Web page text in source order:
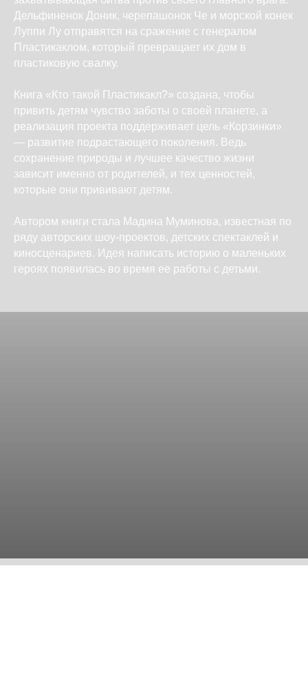
Дельфиненок Доник, черепашонок Че и морской конек
Луппи Лу отправятся на сражение с генералом
Пластикаклом, который превращает их дом в
пластиковую свалку.
Книга «Кто такой Пластикакл?» создана, чтобы
привить детям чувство заботы о своей планете, а
реализация проекта поддерживает цель «Корзинки»
— развитие подрастающего поколения. Ведь
сохранение природы и лучшее качество жизни
зависит именно от родителей, и тех ценностей,
которые они прививают детям.
Автором книги стала Мадина Муминова, известная по
ряду авторских шоу-проектов, детских спектаклей и
киносценариев. Идея написать историю о маленьких
героях появилась во время ее работы с детьми.